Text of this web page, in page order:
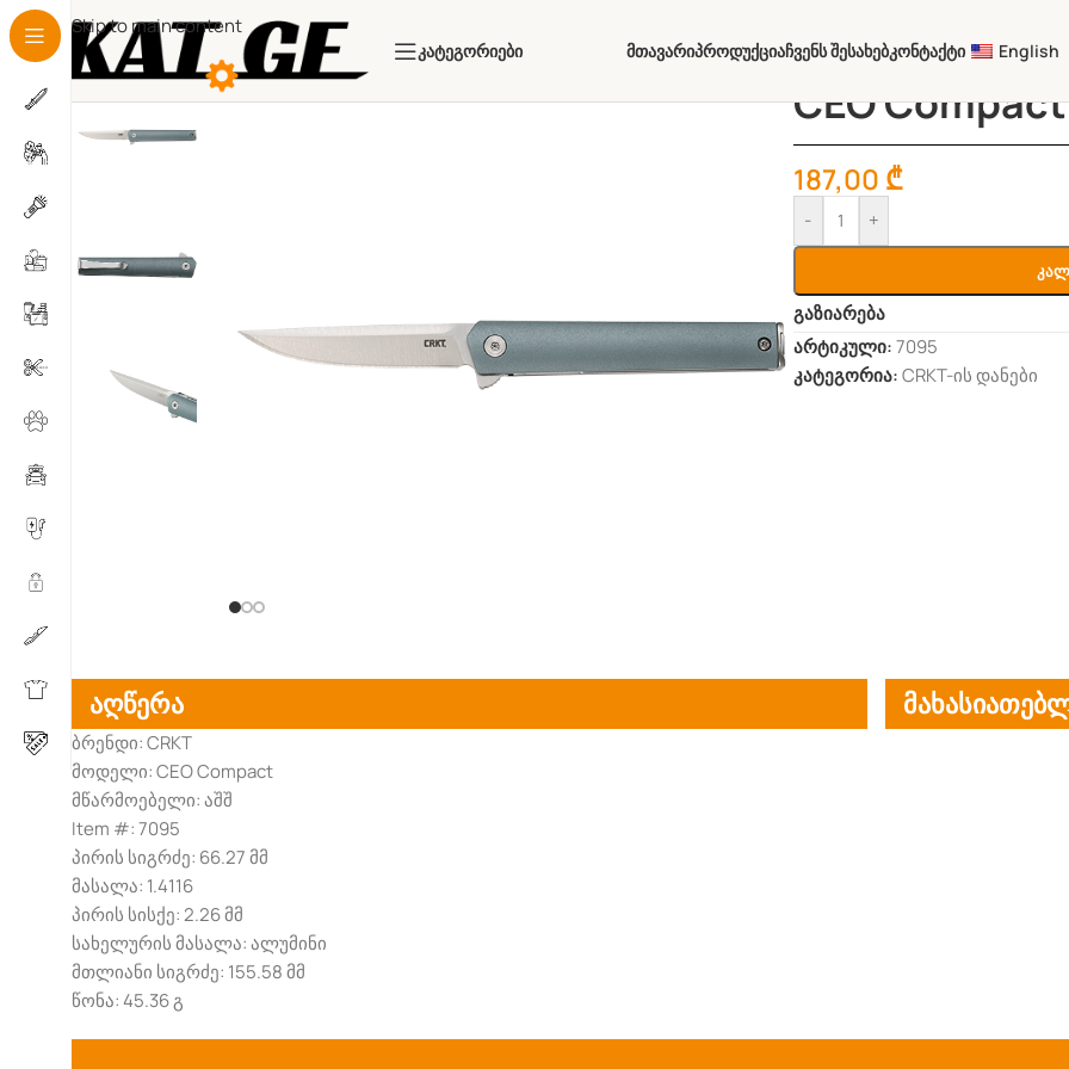
Skip to main content
Კატეგორიები ᲛთავარიᲞროდუქციაᲩვენს ᲨესახებᲙონტაქტი English
CEO Compact
187,00 ₾
- +
გაზიარება
არტიკული:7095
კატეგორია:CRKT-ის დანები
აღწერა
ბრენდი: CRKT
მოდელი: CEO Compact
მწარმოებელი: აშშ
Item #: 7095
პირის სიგრძე: 66.27 მმ
მასალა: 1.4116
პირის სისქე: 2.26 მმ
სახელურის მასალა: ალუმინი
მთლიანი სიგრძე: 155.58 მმ
წონა: 45.36 გ